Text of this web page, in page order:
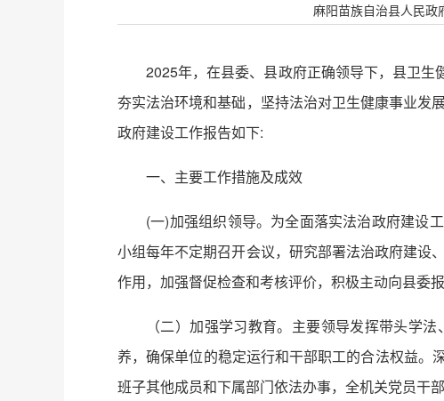
麻阳苗族自治县人民政
2025年，在县委、县政府正确领导下，县卫
夯实法治环境和基础，坚持法治对卫生健康事业发
政府建设工作报告如下:
一、主要工作措施及成效
(一)加强组织领导。为全面落实法治政府建设
小组每年不定期召开会议，研究部署法治政府建设
作用，加强督促检查和考核评价，积极主动向县委
（二）加强学习教育。主要领导发挥带头学
养，确保单位的稳定运行和干部职工的合法权益。
班子其他成员和下属部门依法办事，全机关党员干